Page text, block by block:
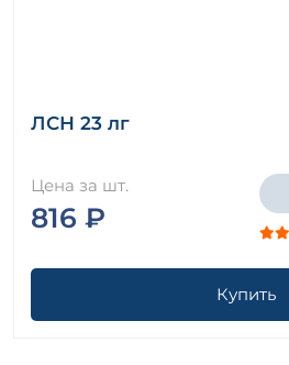
ЛСН 23 лг
Цена за шт.
816 ₽
Купить